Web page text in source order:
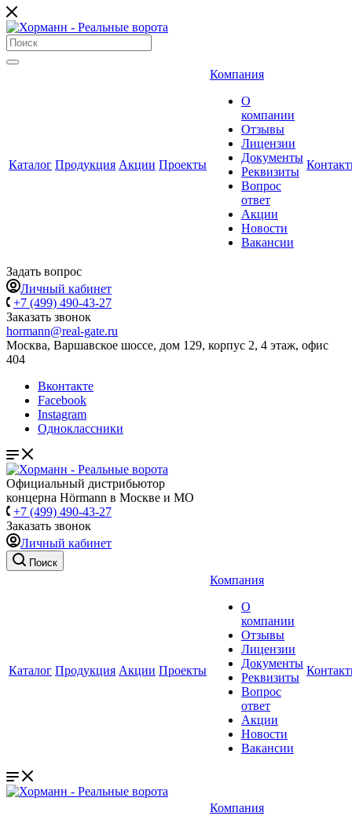
Каталог Продукция Акции Проекты
Компания
О
компании
Отзывы
Лицензии
Документы
Реквизиты
Вопрос
ответ
Акции
Новости
Вакансии
Задать вопрос
Личный кабинет
+7 (499) 490-43-27
Заказать звонок
hormann@real-gate.ru
Москва, Варшавское шоссе, дом 129, корпус 2, 4 этаж, офис
404
Вконтакте
Facebook
Instagram
Одноклассники
Официальный дистрибьютор
концерна Hörmann в Москве и МО
+7 (499) 490-43-27
Заказать звонок
Личный кабинет
Поиск
Каталог Продукция Акции Проекты
Компания
О
компании
Отзывы
Лицензии
Документы
Реквизиты
Вопрос
ответ
Акции
Новости
Вакансии
Компания